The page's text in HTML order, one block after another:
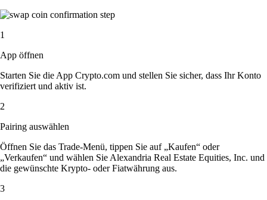
1
App öffnen
Starten Sie die App Crypto.com und stellen Sie sicher, dass Ihr Konto
verifiziert und aktiv ist.
2
Pairing auswählen
Öffnen Sie das Trade-Menü, tippen Sie auf „Kaufen“ oder
„Verkaufen“ und wählen Sie Alexandria Real Estate Equities, Inc. und
die gewünschte Krypto- oder Fiatwährung aus.
3